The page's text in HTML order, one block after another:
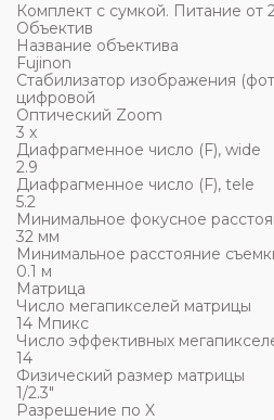
Комплект с сумкой. Питание от
Объектив
Название объектива
Fujinon
Стабилизатор изображения
цифровой
Оптический Zoom
3 x
Диафрагменное число (F), wide
2.9
Диафрагменное число (F), tele
5.2
Минимальное фокусное
32 мм
Минимальное расстояние
0.1 м
Матрица
Число мегапикселей матрицы
14 Мпикс
Число эффективных
14
Физический размер матрицы
1/2.3"
Разрешение по X